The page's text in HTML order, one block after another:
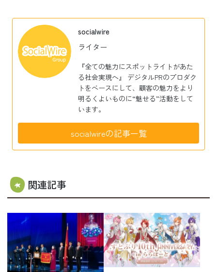
socialwire
ライター
『全ての魅力にスポットライトがあた
る社会実現へ』 デジタルPRのプロダク
トをベースにして、顧客の魅力をより
明るくよいものに“魅せる”活動をして
います。
socialwireの記事一覧
関連記事